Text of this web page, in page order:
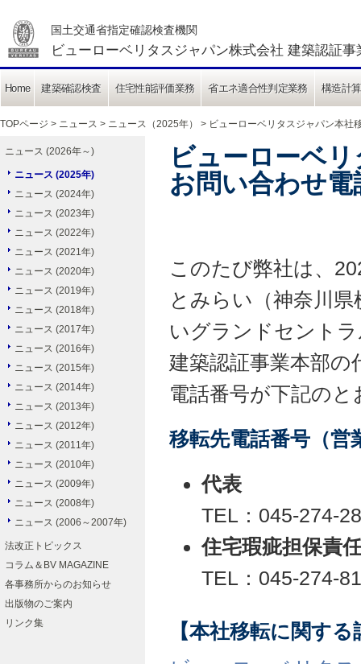
国土交通省指定確認検査機関
ビューローベリタスジャパン株式会社 建築認証事
Home 建築確認検査 住宅性能評価業務 省エネ適合性判定業務 構造計
TOPページ > ニュース > ニュース（2025年） > ビューローベリタスジャパン本社
ニュース (2026年～)
ニュース (2025年)
ニュース (2024年)
ニュース (2023年)
ニュース (2022年)
ニュース (2021年)
ニュース (2020年)
ニュース (2019年)
ニュース (2018年)
ニュース (2017年)
ニュース (2016年)
ニュース (2015年)
ニュース (2014年)
ニュース (2013年)
ニュース (2012年)
ニュース (2011年)
ニュース (2010年)
ニュース (2009年)
ニュース (2008年)
ニュース (2006～2007年)
法改正トピックス
コラム＆BV MAGAZINE
各事務所からのお知らせ
出版物のご案内
リンク集
ビューローベ
お問い合わせ
このたび弊社は、
とみらい（神奈川
いグランドセント
建築認証事業本部の
電話番号が下記の
移転先電話番号（
代表
TEL：045-274-
住宅瑕疵担保責
TEL：045-274-
【本社移転に関す